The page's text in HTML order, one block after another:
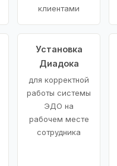
клиентами
Установка
Диадока
для корректной
работы системы
ЭДО на
рабочем месте
сотрудника